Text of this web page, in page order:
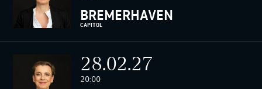
BREMERHAVEN
CAPITOL
28.02.27
20:00